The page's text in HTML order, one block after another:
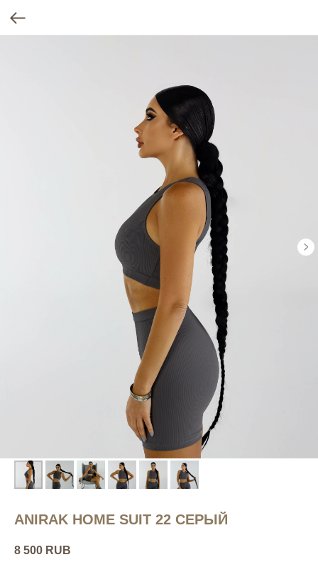
ANIRAK HOME SUIT 22 СЕРЫЙ
8 500 RUB